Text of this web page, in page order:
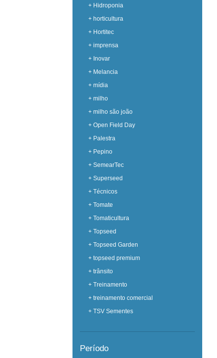
+ Hidroponia
+ horticultura
+ Hortitec
+ imprensa
+ Inovar
+ Melancia
+ mídia
+ milho
+ milho são joão
+ Open Field Day
+ Palestra
+ Pepino
+ SemearTec
+ Superseed
+ Técnicos
+ Tomate
+ Tomaticultura
+ Topseed
+ Topseed Garden
+ topseed premium
+ trânsito
+ Treinamento
+ treinamento comercial
+ TSV Sementes
Período